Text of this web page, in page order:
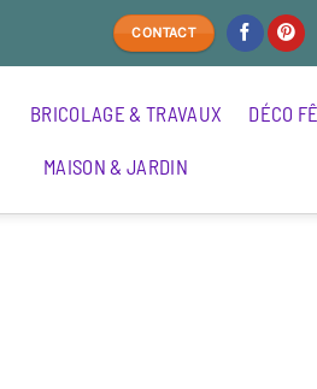
CONTACT
BRICOLAGE & TRAVAUX DÉCO
MAISON & JARDIN